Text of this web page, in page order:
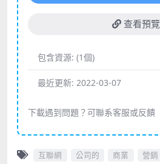
查看預覽
包含資源: (1個)
最近更新: 2022-03-07
下載遇到問題？可聯系客服或反饋
互聯網 公司的 商業 營銷